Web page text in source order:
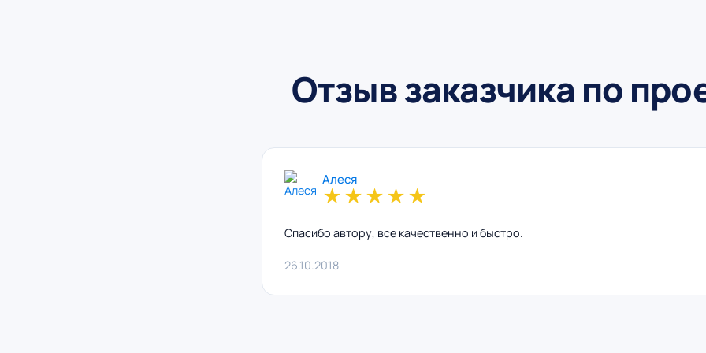
Отзыв заказчика по
Алеся
★★★★★
Спасибо автору, все качественно и быстро.
26.10.2018